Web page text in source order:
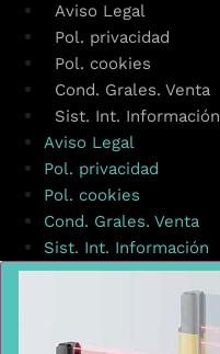
Aviso Legal
Pol. privacidad
Pol. cookies
Cond. Grales. Venta
Sist. Int. Información
Aviso Legal
Pol. privacidad
Pol. cookies
Cond. Grales. Venta
Sist. Int. Información